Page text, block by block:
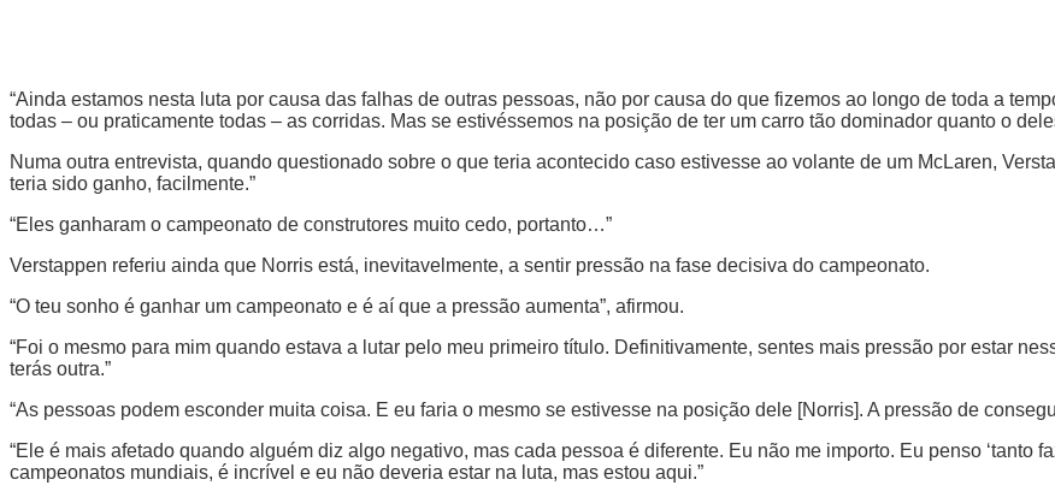
“Ainda estamos nesta luta por causa das falhas de outras pessoas, não por causa do que fizemos ao longo de toda a
todas – ou praticamente todas – as corridas. Mas se estivéssemos na posição de ter um carro tão dominador quanto o
Numa outra entrevista, quando questionado sobre o que teria acontecido caso estivesse ao volante de um McLaren,
teria sido ganho, facilmente.”
“Eles ganharam o campeonato de construtores muito cedo, portanto…”
Verstappen referiu ainda que Norris está, inevitavelmente, a sentir pressão na fase decisiva do campeonato.
“O teu sonho é ganhar um campeonato e é aí que a pressão aumenta”, afirmou.
“Foi o mesmo para mim quando estava a lutar pelo meu primeiro título. Definitivamente, sentes mais pressão por estar
terás outra.”
“As pessoas podem esconder muita coisa. E eu faria o mesmo se estivesse na posição dele [Norris]. A pressão de
“Ele é mais afetado quando alguém diz algo negativo, mas cada pessoa é diferente. Eu não me importo. Eu penso ‘tanto
campeonatos mundiais, é incrível e eu não deveria estar na luta, mas estou aqui.”